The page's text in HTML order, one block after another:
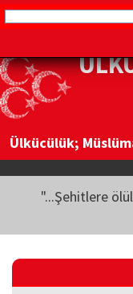
Ülkücülük;
"...Şehitlere